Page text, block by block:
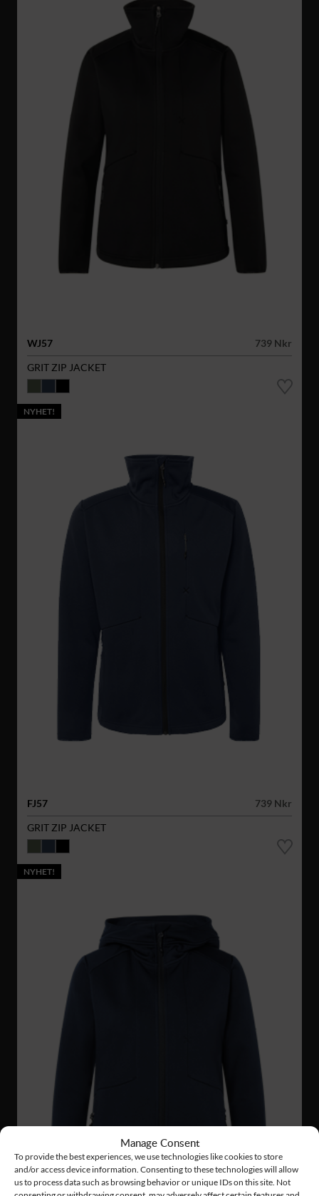
Manage Consent
To provide the best experiences, we use technologies like cookies to store
and/or access device information. Consenting to these technologies will allow
us to process data such as browsing behavior or unique IDs on this site. Not
WJ57
739 Nkr
GRIT ZIP JACKET
NYHET!
FJ57
739 Nkr
GRIT ZIP JACKET
NYHET!